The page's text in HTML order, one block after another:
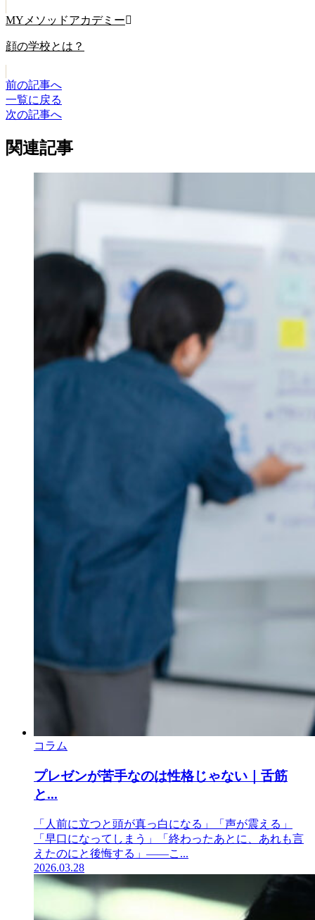
MYメソッドアカデミー
顔の学校とは？
前の記事へ
一覧に戻る
次の記事へ
関連記事
コラム
プレゼンが苦手なのは性格じゃない｜舌筋
と...
「人前に立つと頭が真っ白になる」「声が震える」
「早口になってしまう」「終わったあとに、あれも言
えたのにと後悔する」——こ...
2026.03.28